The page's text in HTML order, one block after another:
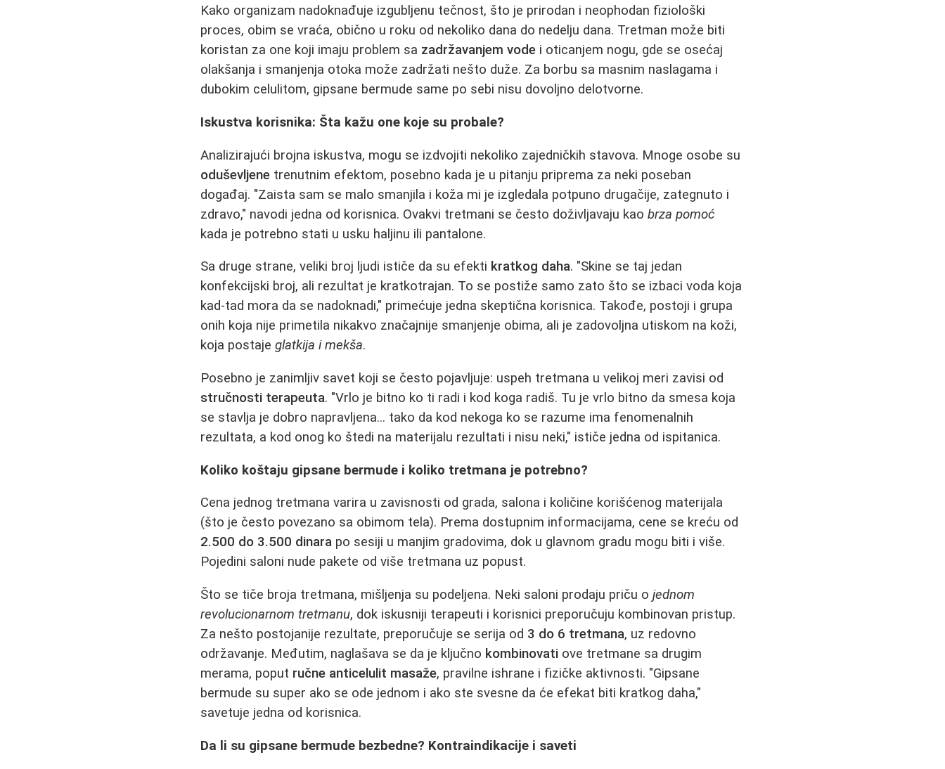
Kako organizam nadoknađuje izgubljenu tečnost, što je prirodan i neophodan fiziološki
proces, obim se vraća, obično u roku od nekoliko dana do nedelju dana. Tretman može biti
koristan za one koji imaju problem sa zadržavanjem vode i oticanjem nogu, gde se osećaj
olakšanja i smanjenja otoka može zadržati nešto duže. Za borbu sa masnim naslagama i
dubokim celulitom, gipsane bermude same po sebi nisu dovoljno delotvorne.
Iskustva korisnika: Šta kažu one koje su probale?
Analizirajući brojna iskustva, mogu se izdvojiti nekoliko zajedničkih stavova. Mnoge osobe su
oduševljene trenutnim efektom, posebno kada je u pitanju priprema za neki poseban
događaj. "Zaista sam se malo smanjila i koža mi je izgledala potpuno drugačije, zategnuto i
zdravo," navodi jedna od korisnica. Ovakvi tretmani se često doživljavaju kaobrza pomoć
kada je potrebno stati u usku haljinu ili pantalone.
Sa druge strane, veliki broj ljudi ističe da su efekti kratkog daha. "Skine se taj jedan
konfekcijski broj, ali rezultat je kratkotrajan. To se postiže samo zato što se izbaci voda koja
kad-tad mora da se nadoknadi," primećuje jedna skeptična korisnica. Takođe, postoji i grupa
onih koja nije primetila nikakvo značajnije smanjenje obima, ali je zadovoljna utiskom na koži,
koja postajeglatkija i mekša.
Posebno je zanimljiv savet koji se često pojavljuje: uspeh tretmana u velikoj meri zavisi od
stručnosti terapeuta. "Vrlo je bitno ko ti radi i kod koga radiš. Tu je vrlo bitno da smesa koja
se stavlja je dobro napravljena... tako da kod nekoga ko se razume ima fenomenalnih
rezultata, a kod onog ko štedi na materijalu rezultati i nisu neki," ističe jedna od ispitanica.
Koliko koštaju gipsane bermude i koliko tretmana je potrebno?
Cena jednog tretmana varira u zavisnosti od grada, salona i količine korišćenog materijala
(što je često povezano sa obimom tela). Prema dostupnim informacijama, cene se kreću od
2.500 do 3.500 dinara po sesiji u manjim gradovima, dok u glavnom gradu mogu biti i više.
Pojedini saloni nude pakete od više tretmana uz popust.
Što se tiče broja tretmana, mišljenja su podeljena. Neki saloni prodaju priču ojednom
revolucionarnom tretmanu, dok iskusniji terapeuti i korisnici preporučuju kombinovan pristup.
Za nešto postojanije rezultate, preporučuje se serija od 3 do 6 tretmana, uz redovno
održavanje. Međutim, naglašava se da je ključno kombinovati ove tretmane sa drugim
merama, poput ručne anticelulit masaže, pravilne ishrane i fizičke aktivnosti. "Gipsane
bermude su super ako se ode jednom i ako ste svesne da će efekat biti kratkog daha,"
savetuje jedna od korisnica.
Da li su gipsane bermude bezbedne? Kontraindikacije i saveti